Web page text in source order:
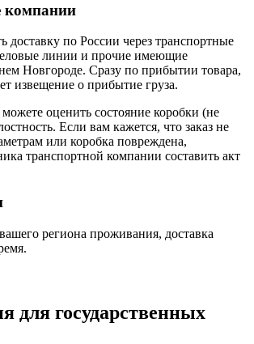
компании
доставку по России через транспортные
линии и прочие имеющие
Новгороде. Сразу по прибытии товара,
извещение о прибытие груза.
оценить состояние коробки (не
Если вам кажется, что заказ не
или коробка повреждена,
транспортной компании составить акт
региона проживания, доставка
для государственных